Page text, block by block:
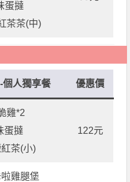
蛋撻
茶茶(中)
個人獨享餐 優惠價
雞*2
蛋撻
茶(小)
122元
雞腿堡